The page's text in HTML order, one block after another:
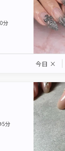
分
今日 ×
5分